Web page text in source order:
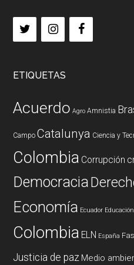
ETIQUETAS
Acuerdo Agro Amnistia
Campo Catalunya Ciencia y
Colombia Corrupción
Democracia
Economía Ecuador Educación
Colombia ELN España
Justicia de paz Medio